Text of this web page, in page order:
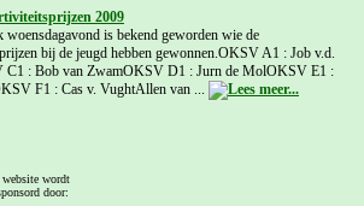
2009
woensdagavond is bekend geworden wie de
bij de jeugd hebben gewonnen.OKSV A1 : Job v.d.
C1 : Bob van ZwamOKSV D1 : Jurn de MolOKSV E1 :
F1 : Cas v. VughtAllen van ...
17 juni 19:00 uur jeugd ledenvergadering
juni a.s. zal om 19:00 uur de jaarlijkse jeugd
website wordt
door: